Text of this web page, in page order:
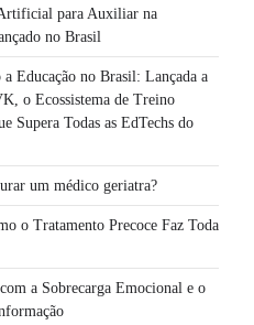
para Auxiliar na
no Brasil
a Educação no Brasil: Lançada a
o Ecossistema de Treino
Supera Todas as EdTechs do
um médico geriatra?
o Tratamento Precoce Faz Toda
a Sobrecarga Emocional e o